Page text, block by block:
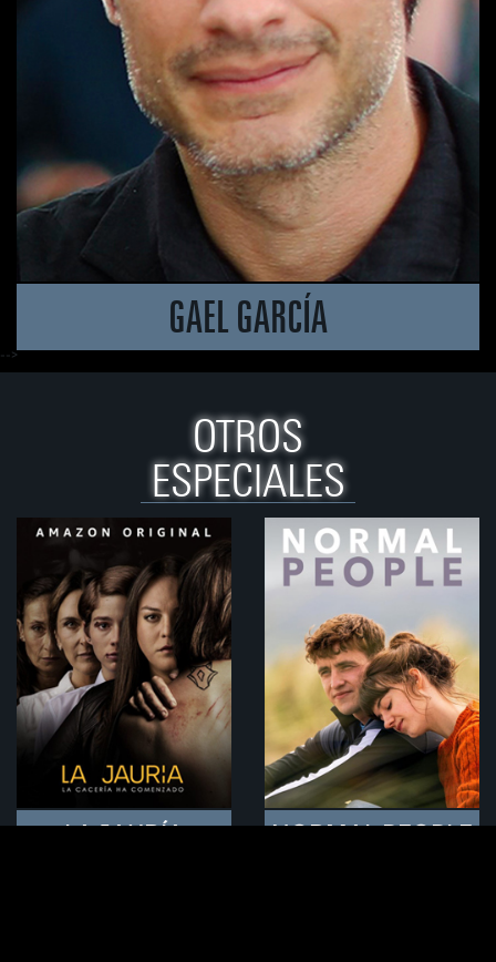
GAEL GARCÍA
-->
OTROS
ESPECIALES
LA JAURÍA NORMAL PEOPLE